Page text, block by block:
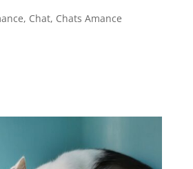
, Chat, Chats Amance